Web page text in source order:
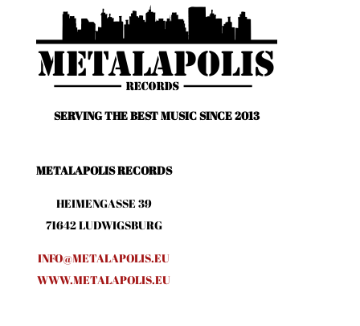
SERVING THE BEST MUSIC SINCE 2013
METALAPOLIS RECORDS
HEIMENGASSE 39
71642 LUDWIGSBURG
INFO@METALAPOLIS.EU
WWW.METALAPOLIS.EU